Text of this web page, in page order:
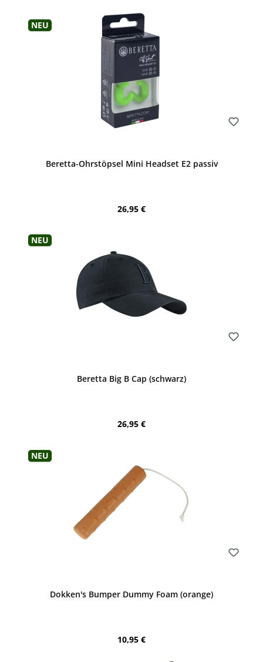
Neu
Beretta-Ohrstöpsel Mini Headset E2 passiv
Regulärer Preis:
26,95 €
Neu
Beretta Big B Cap (schwarz)
Regulärer Preis:
26,95 €
Neu
Dokken's Bumper Dummy Foam (orange)
Regulärer Preis:
10,95 €